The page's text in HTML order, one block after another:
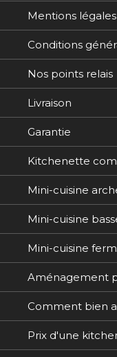
Mentions légales
Conditions
Nos points relais
Livraison
Garantie
Kitchenette
Mini-cuisine
Mini-cuisine
Mini-cuisine
Aménagement
Comment bien
Prix d'une